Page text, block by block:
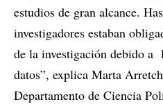
estudios de gran alcance.
investigadores estaban
de la investigación debido a
datos”, explica Marta
Departamento de Ciencia